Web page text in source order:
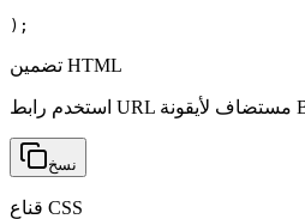
);
تضمين HTML
نسخ
قناع CSS